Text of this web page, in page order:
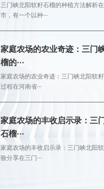
三门峡北阳软籽石榴的种植方法解析
市，有一个以种···
家庭农场的农业奇迹：三门
榴的···
家庭农场的农业奇迹：三门峡北阳软
过程在河南省···
家庭农场的丰收启示录：三
石榴···
家庭农场的丰收启示录：三门峡北阳
验分享在三门···